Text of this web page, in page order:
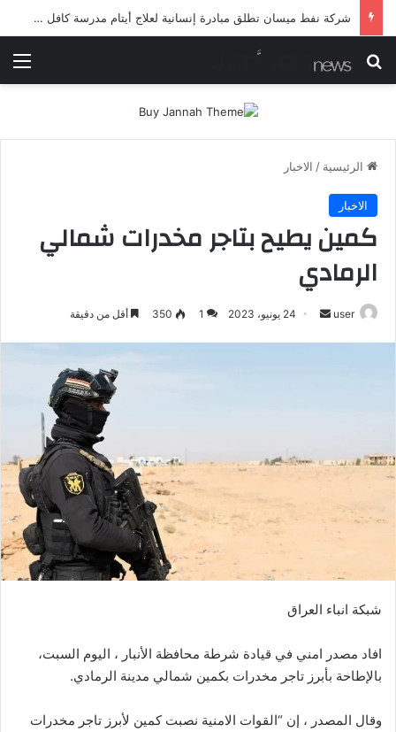
شرطة ميسان تلقي القبض على مطلقي العيارات النارية أثناء تشييع جنائزي في العمارة
بحث عن
الرئيسية / الاخبار
الاخبار
كمين يطيح بتاجر مخدرات شمالي
الرمادي
user
أرسل 24 يونيو، 2023 1
350 أقل من دقيقة
شبكة انباء العراق
افاد مصدر امني في قيادة شرطة محافظة الأنبار ، اليوم السبت،
بالإطاحة بأبرز تاجر مخدرات بكمين شمالي مدينة الرمادي.
وقال المصدر ، إن “القوات الامنية نصبت كمين لأبرز تاجر مخدرات